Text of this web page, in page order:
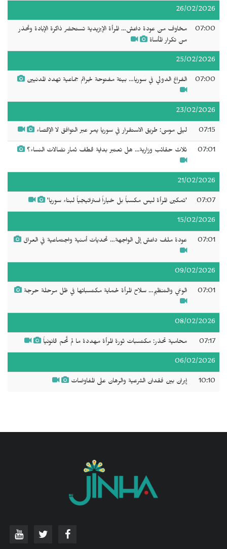
26/02/2026
07:00
مخاوف من عودة داعش… المرأة الإيزيدية تستحضر ذاكرة الإبادة وتحذر
من تكرار المأساة
25/02/2026
07:00 الفراغ الدولي في سوريا… بيئة مفتوحة لجرائم جماعية تهدد المدنيين
23/02/2026
07:15 ليلى موسى: طريق الاستقرار في سوريا يمر عبر التوافق لا الإقصاء
07:01 ثلاث حقائب وزارية... هل تعتبر بداية قطف ثمار نضالات النساء؟
21/02/2026
07:07 'تمكين المرأة ليس مكسباً بل خياراً استراتيجياً لبناء سوريا'
15/02/2026
07:01 عودة ملف داعش إلى الواجهة… تحديات أمنية واجتماعية في العراق
09/02/2026
07:01 الوعي والتنظيم… سلاح المرأة لحماية مكتسباتها في ظل مرحلة حرجة
08/02/2026
07:17 محامية تحذر: مكتسبات ثورة المرأة مهددة ما لم تُحم قانونياً
06/02/2026
10:10 إيران بين فقدان الشرعية والرهان على المفاوضات